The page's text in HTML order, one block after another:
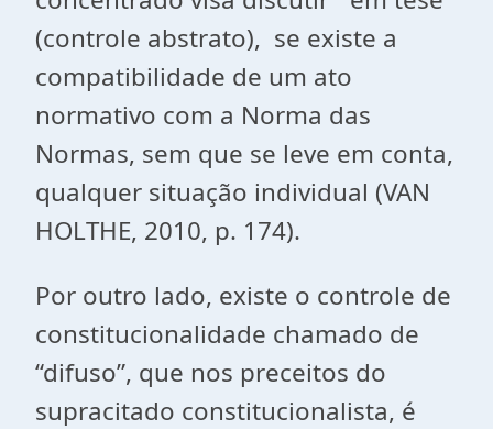
(controle abstrato), se existe a
compatibilidade de um ato
normativo com a Norma das
Normas, sem que se leve em conta,
qualquer situação individual (VAN
HOLTHE, 2010, p. 174).
Por outro lado, existe o controle de
constitucionalidade chamado de
“difuso”, que nos preceitos do
supracitado constitucionalista, é